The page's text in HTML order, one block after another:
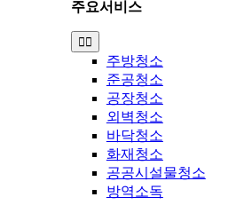
주요서비스
Toggle
Navigation
주방청소
준공청소
공장청소
외벽청소
바닥청소
화재청소
공공시설물청소
방역소독